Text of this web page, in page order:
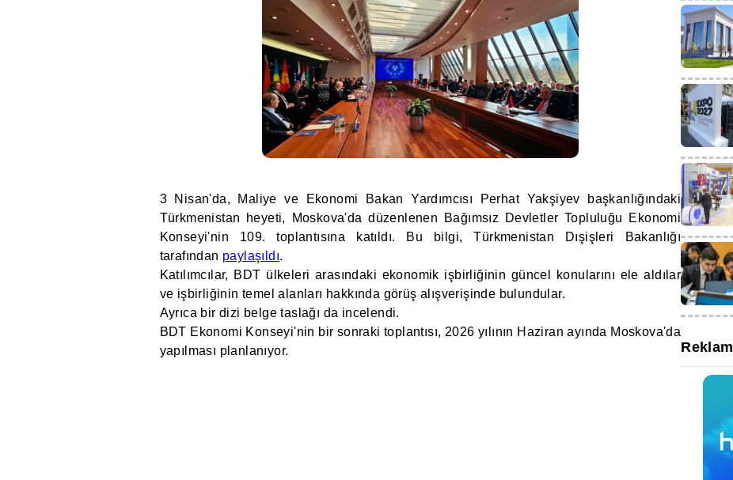
3 Nisan'da, Maliye ve Ekonomi Bakan Yardımcısı Perhat Yakşiyev başkanlığındaki
Türkmenistan heyeti, Moskova'da düzenlenen Bağımsız Devletler Topluluğu Ekonomi
Konseyi'nin 109. toplantısına katıldı. Bu bilgi, Türkmenistan Dışişleri Bakanlığı
tarafından paylaşıldı.
Katılımcılar, BDT ülkeleri arasındaki ekonomik işbirliğinin güncel konularını ele aldılar
ve işbirliğinin temel alanları hakkında görüş alışverişinde bulundular.
Ayrıca bir dizi belge taslağı da incelendi.
BDT Ekonomi Konseyi'nin bir sonraki toplantısı, 2026 yılının Haziran ayında Moskova'da
yapılması planlanıyor.
Reklam